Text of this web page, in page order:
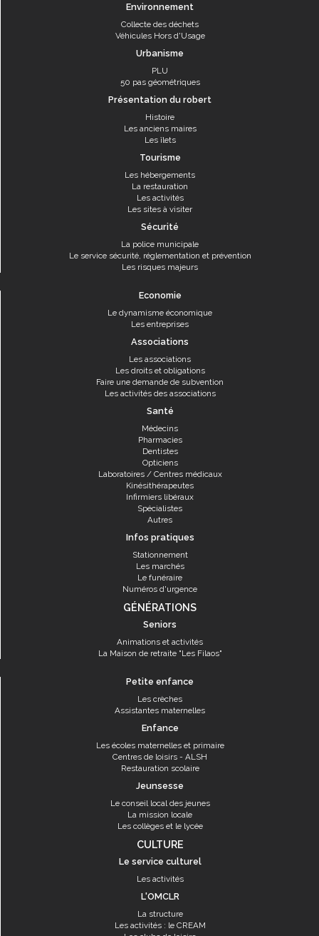
Environnement
Collecte des déchets
Véhicules Hors d'Usage
Urbanisme
PLU
50 pas géométriques
Présentation du robert
Histoire
Les anciens maires
Les îlets
Tourisme
Les hébergements
La restauration
Les activités
Les sites à visiter
Sécurité
La police municipale
Le service sécurité, réglementation et prévention
Les risques majeurs
Economie
Le dynamisme économique
Les entreprises
Associations
Les associations
Les droits et obligations
Faire une demande de subvention
Les activités des associations
Santé
Médecins
Pharmacies
Dentistes
Opticiens
Laboratoires / Centres médicaux
Kinésithérapeutes
Infirmiers libéraux
Spécialistes
Autres
Infos pratiques
Stationnement
Les marchés
Le funéraire
Numéros d'urgence
GÉNÉRATIONS
Seniors
Animations et activités
La Maison de retraite "Les Filaos"
Petite enfance
Les crèches
Assistantes maternelles
Enfance
Les écoles maternelles et primaire
Centres de loisirs - ALSH
Restauration scolaire
Jeunsesse
Le conseil local des jeunes
La mission locale
Les collèges et le lycée
CULTURE
Le service culturel
Les activités
L'OMCLR
La structure
Les activités : le CREAM